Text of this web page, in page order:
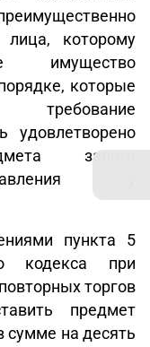
лица, которому
имущество
которые
требование
удовлетворено
залога
у
пункта 5
кодекса при
торгов
предмет
сумме на десять